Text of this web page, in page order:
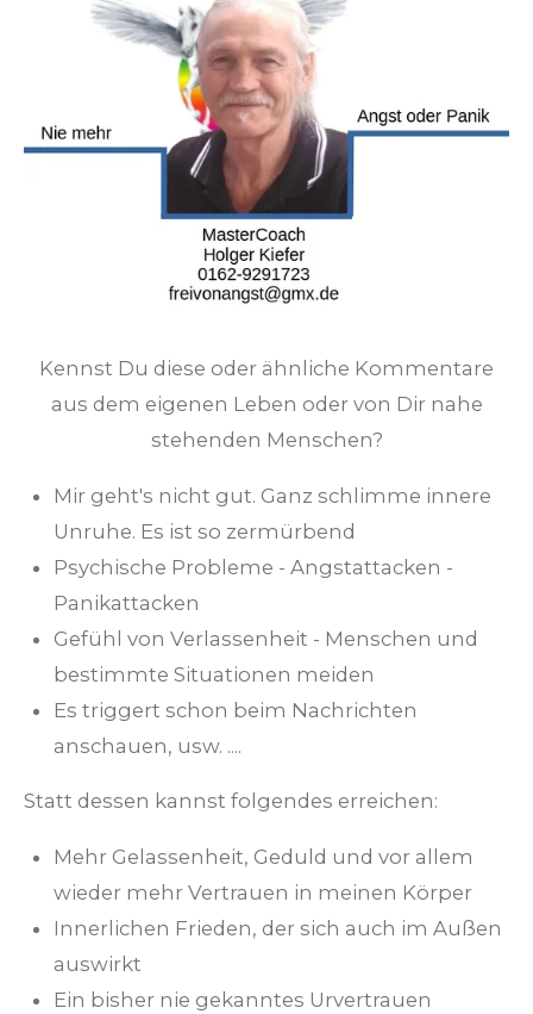
Kennst Du diese oder ähnliche Kommentare
aus dem eigenen Leben oder von Dir nahe
stehenden Menschen?
Mir geht's nicht gut. Ganz schlimme innere
Unruhe. Es ist so zermürbend
Psychische Probleme - Angstattacken -
Panikattacken
Gefühl von Verlassenheit - Menschen und
bestimmte Situationen meiden
Es triggert schon beim Nachrichten
anschauen, usw. ....
Statt dessen kannst folgendes erreichen:
Mehr Gelassenheit, Geduld und vor allem
wieder mehr Vertrauen in meinen Körper
Innerlichen Frieden, der sich auch im Außen
auswirkt
Ein bisher nie gekanntes Urvertrauen